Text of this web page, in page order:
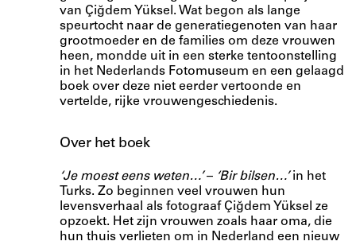
van Çiğdem Yüksel. Wat begon als lange
speurtocht naar de generatiegenoten van haar
grootmoeder en de families om deze vrouwen
heen, mondde uit in een sterke tentoonstelling
in het Nederlands Fotomuseum en een gelaagd
boek over deze niet eerder vertoonde en
vertelde, rijke vrouwengeschiedenis.
Over het boek
‘Je moest eens weten…’– ‘Bir bilsen…’in het
Turks. Zo beginnen veel vrouwen hun
levensverhaal als fotograaf Çiğdem Yüksel ze
opzoekt. Het zijn vrouwen zoals haar oma, die
hun thuis verlieten om in Nederland een nieuw